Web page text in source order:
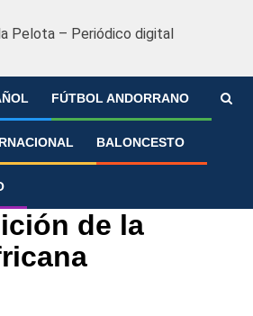
FÚTBOL ANDORRANO
BALONCESTO
de la